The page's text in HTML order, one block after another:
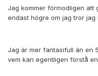
Jag kommer förmodligen att
endast högre om jag tror jag
Jag är mer fantasifull än en
vem kan egentligen förstå